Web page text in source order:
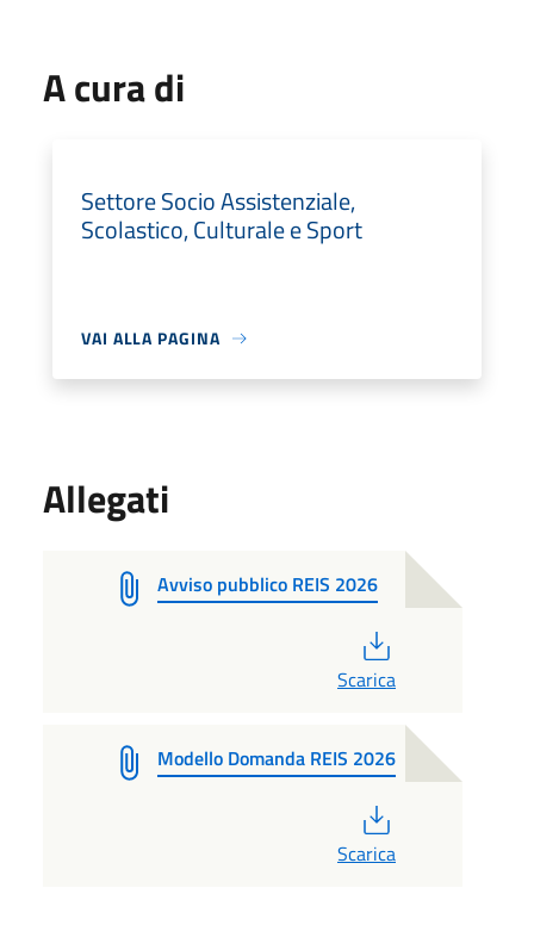
A cura di
Settore Socio Assistenziale,
Scolastico, Culturale e Sport
VAI ALLA PAGINA
Allegati
Avviso pubblico REIS 2026
Scarica
Modello Domanda REIS 2026
Scarica